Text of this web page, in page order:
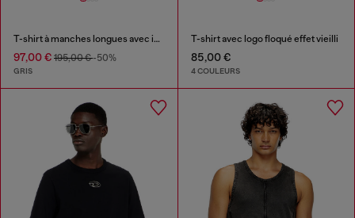
T-shirt à manches longues avec imprimé trompe-l'œil
97,00 € 195,00 €-50%
GRIS
T-shirt avec logo floqué effet vieilli
85,00 €
4 COULEURS